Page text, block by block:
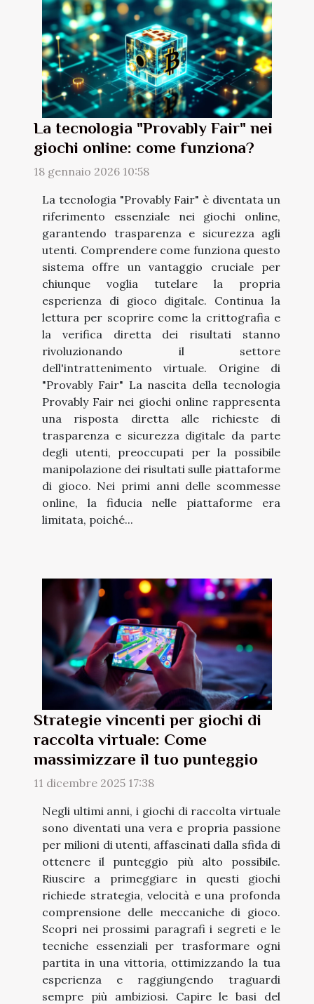
La tecnologia "Provably Fair" nei
giochi online: come funziona?
18 gennaio 2026 10:58
La tecnologia "Provably Fair" è diventata un
riferimento essenziale nei giochi online,
garantendo trasparenza e sicurezza agli
utenti. Comprendere come funziona questo
sistema offre un vantaggio cruciale per
chiunque voglia tutelare la propria
esperienza di gioco digitale. Continua la
lettura per scoprire come la crittografia e
la verifica diretta dei risultati stanno
rivoluzionando il settore
dell'intrattenimento virtuale. Origine di
"Provably Fair" La nascita della tecnologia
Provably Fair nei giochi online rappresenta
una risposta diretta alle richieste di
trasparenza e sicurezza digitale da parte
degli utenti, preoccupati per la possibile
manipolazione dei risultati sulle piattaforme
di gioco. Nei primi anni delle scommesse
online, la fiducia nelle piattaforme era
limitata, poiché...
Strategie vincenti per giochi di
raccolta virtuale: Come
massimizzare il tuo punteggio
11 dicembre 2025 17:38
Negli ultimi anni, i giochi di raccolta virtuale
sono diventati una vera e propria passione
per milioni di utenti, affascinati dalla sfida di
ottenere il punteggio più alto possibile.
Riuscire a primeggiare in questi giochi
richiede strategia, velocità e una profonda
comprensione delle meccaniche di gioco.
Scopri nei prossimi paragrafi i segreti e le
tecniche essenziali per trasformare ogni
partita in una vittoria, ottimizzando la tua
esperienza e raggiungendo traguardi
sempre più ambiziosi. Capire le basi del